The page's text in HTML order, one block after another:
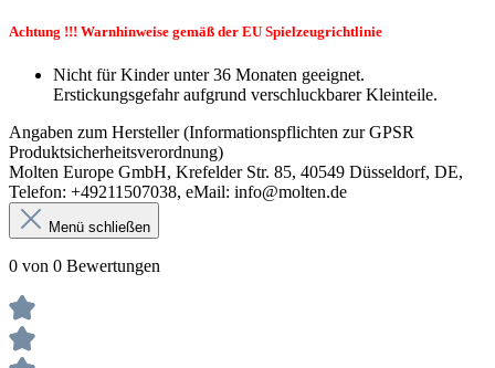
Achtung !!! Warnhinweise gemäß der EU Spielzeugrichtlinie
Nicht für Kinder unter 36 Monaten geeignet.
Erstickungsgefahr aufgrund verschluckbarer Kleinteile.
Angaben zum Hersteller (Informationspflichten zur GPSR
Produktsicherheitsverordnung)
Molten Europe GmbH, Krefelder Str. 85, 40549 Düsseldorf, DE,
Telefon: +49211507038, eMail: info@molten.de
Menü schließen
0 von 0 Bewertungen